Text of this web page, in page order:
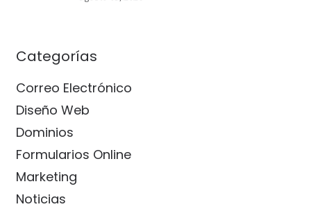
Categorías
Correo Electrónico
Diseño Web
Dominios
Formularios Online
Marketing
Noticias